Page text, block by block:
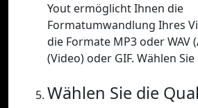
Yout ermöglicht Ihnen die
Formatumwandlung Ihres
die Formate MP3 oder WAV
(Video) oder GIF. Wählen
Wählen Sie die